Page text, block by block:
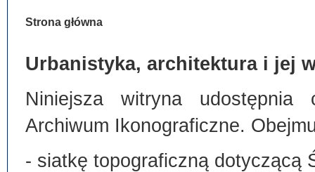
Strona główna
Urbanistyka, architektura i jej
Niniejsza witryna
Archiwum Ikonograficzne.
- siatkę topograficzną dotyczącą